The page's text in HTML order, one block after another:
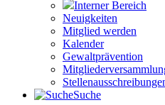
Interner Bereich
Neuigkeiten
Mitglied werden
Kalender
Gewaltprävention
Suche